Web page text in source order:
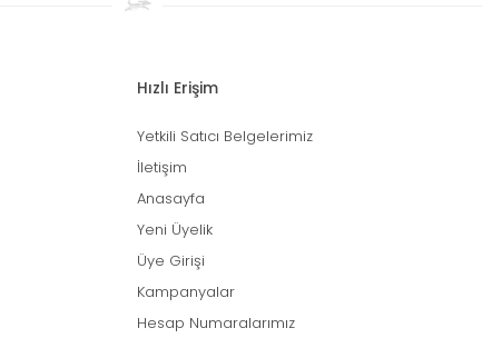
Hızlı Erişim
Yetkili Satıcı Belgelerimiz
İletişim
Anasayfa
Yeni Üyelik
Üye Girişi
Kampanyalar
Hesap Numaralarımız